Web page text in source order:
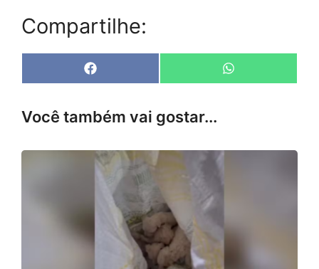
Compartilhe:
Share
on
F
a
e
b
k
Share
on
W
h
Você também vai gostar...